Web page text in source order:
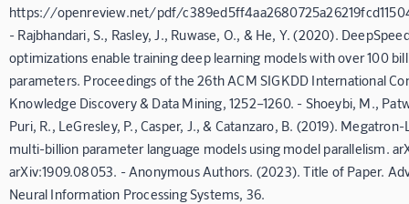
https://openreview.net/pdf/
- Rajbhandari, S., Rasley, J., Ruwase, O., & He, Y. (2020).
optimizations enable training deep learning models with over 100
parameters. Proceedings of the 26th ACM SIGKDD International
Knowledge Discovery & Data Mining, 1252–1260. - Shoeybi, M.,
Puri, R., LeGresley, P., Casper, J., & Catanzaro, B. (2019).
multi-billion parameter language models using model parallelism.
arXiv:1909.08053. - Anonymous Authors. (2023). Title of Paper.
Neural Information Processing Systems, 36.